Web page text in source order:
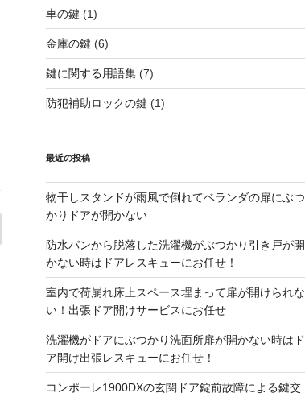
車の鍵 (1)
金庫の鍵 (6)
鍵に関する用語集(7)
防犯補助ロックの鍵 (1)
最近の投稿
物干しスタンドが雨風で倒れてベランダの扉にぶつ
かりドアが開かない
防水パンから脱落した洗濯機がぶつかり引き戸が開
かない時はドアレスキューにお任せ！
室内で荷崩れ床上スペース埋まって扉が開けられな
い！出張ドア開けサービスにお任せ
洗濯機がドアにぶつかり洗面所扉が開かない時はド
ア開け出張レスキューにお任せ！
コンポーレ1900DXの玄関ドア錠前故障による鍵交